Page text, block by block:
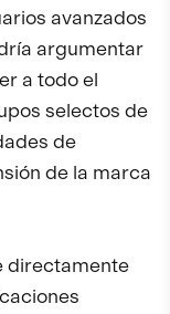
avanzados
argumentar
a todo el
selectos de
de
de la marca
directamente